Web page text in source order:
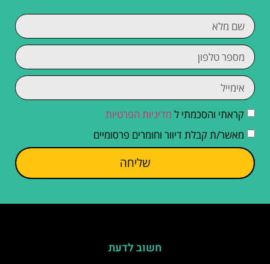
קראתי והסכמתי ל מדיניות הפרטיות
מאשר/ת קבלת דיוור וחומרים פרסומיים
שליחה
חשוב לדעת